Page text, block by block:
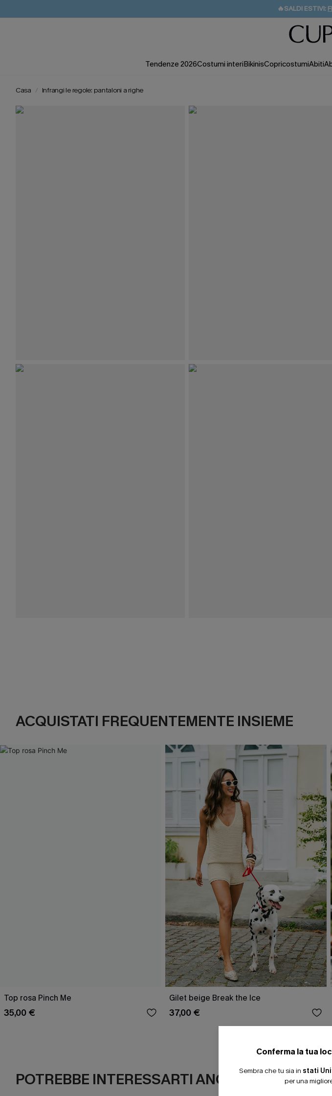
🔥SALDI ESTIVI:
🚚SPEDIZIONE
💌REGALO PER I
Tendenze 2026Costumi interiBikinisCopricostumiAbiti
Casa Infrangi le regole: pantaloni a righe
ACQUISTATI FREQUENTEMENTE INSIEME
Top rosa Pinch Me
35,00 €
Gilet beige Break the Ice
37,00 €
POTREBBE INTERESSARTI ANCHE
Conferma la tua
Sembra che tu sia in stati
per una